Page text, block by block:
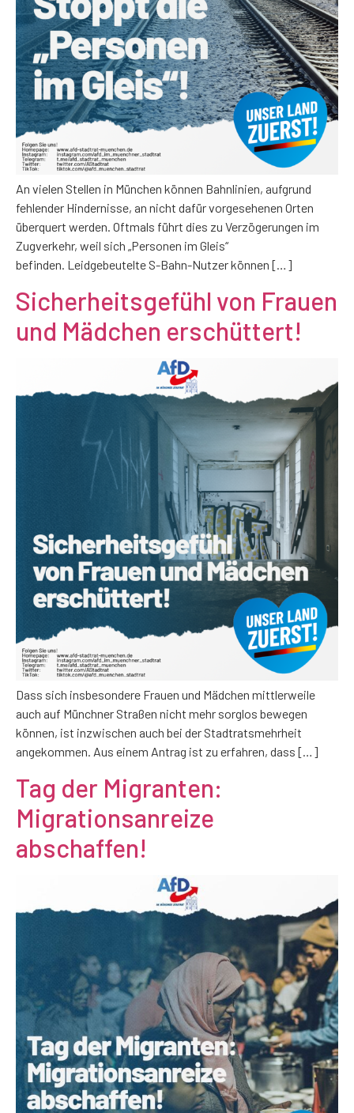
An vielen Stellen in München können Bahnlinien, aufgrund
fehlender Hindernisse, an nicht dafür vorgesehenen Orten
überquert werden. Oftmals führt dies zu Verzögerungen im
Zugverkehr, weil sich „Personen im Gleis“
befinden. Leidgebeutelte S-Bahn-Nutzer können […]
Sicherheitsgefühl von Frauen
und Mädchen erschüttert!
Dass sich insbesondere Frauen und Mädchen mittlerweile
auch auf Münchner Straßen nicht mehr sorglos bewegen
können, ist inzwischen auch bei der Stadtratsmehrheit
angekommen. Aus einem Antrag ist zu erfahren, dass […]
Tag der Migranten:
Migrationsanreize
abschaffen!